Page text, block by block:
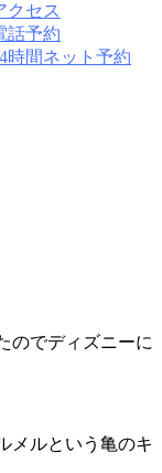
のでディズニーに
メルという亀のキ